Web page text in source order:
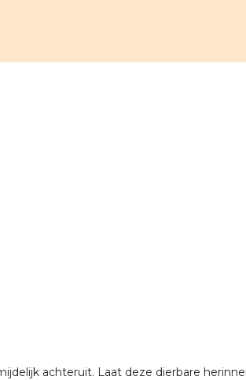
achteruit. Laat deze dierbare